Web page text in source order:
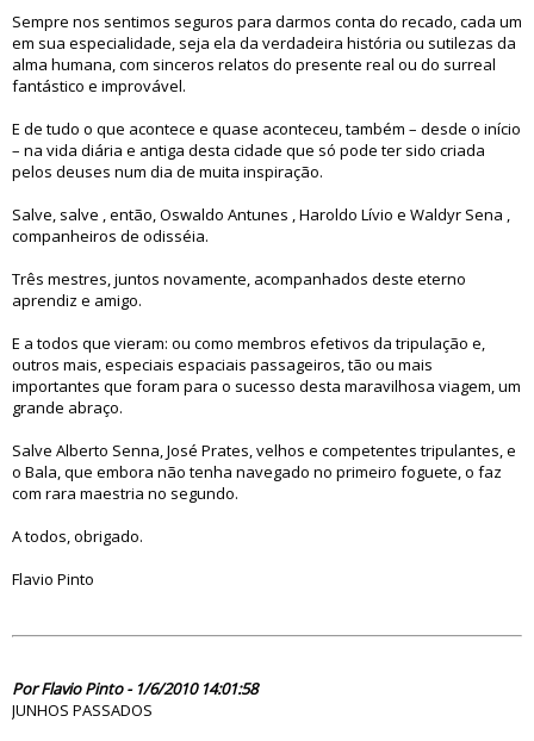
Sempre nos sentimos seguros para darmos conta do recado, cada um
em sua especialidade, seja ela da verdadeira história ou sutilezas da
alma humana, com sinceros relatos do presente real ou do surreal
fantástico e improvável.
E de tudo o que acontece e quase aconteceu, também – desde o início
– na vida diária e antiga desta cidade que só pode ter sido criada
pelos deuses num dia de muita inspiração.
Salve, salve , então, Oswaldo Antunes , Haroldo Lívio e Waldyr Sena ,
companheiros de odisséia.
Três mestres, juntos novamente, acompanhados deste eterno
aprendiz e amigo.
E a todos que vieram: ou como membros efetivos da tripulação e,
outros mais, especiais espaciais passageiros, tão ou mais
importantes que foram para o sucesso desta maravilhosa viagem, um
grande abraço.
Salve Alberto Senna, José Prates, velhos e competentes tripulantes, e
o Bala, que embora não tenha navegado no primeiro foguete, o faz
com rara maestria no segundo.
A todos, obrigado.
Flavio Pinto
Por Flavio Pinto - 1/6/2010 14:01:58
JUNHOS PASSADOS